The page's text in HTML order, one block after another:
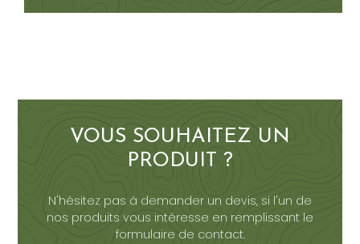
VOUS SOUHAITEZ UN
PRODUIT ?
N'hésitez pas à demander un devis, si l'un de
nos produits vous intéresse en remplissant le
formulaire de contact.